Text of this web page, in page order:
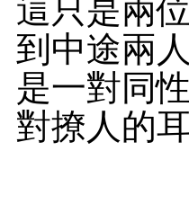
這只是兩
到中途兩
是一對同
對撩人的